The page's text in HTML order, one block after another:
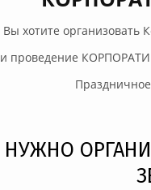
Вы хотите организовать
и проведение
НУЖНО